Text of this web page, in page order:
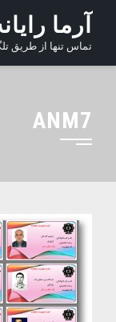
Skip
content
آرما
تماس تنها از طریق تلگرام :
ANM7